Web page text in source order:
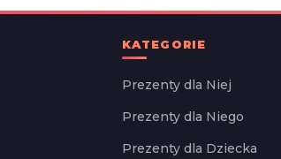
KATEGORIE
Prezenty dla Niej
Prezenty dla Niego
Prezenty dla Dziecka